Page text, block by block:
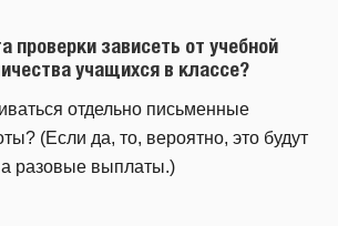
проверки зависеть от учебной
учащихся в классе?
отдельно письменные
(Если да, то, вероятно, это будут
разовые выплаты.)